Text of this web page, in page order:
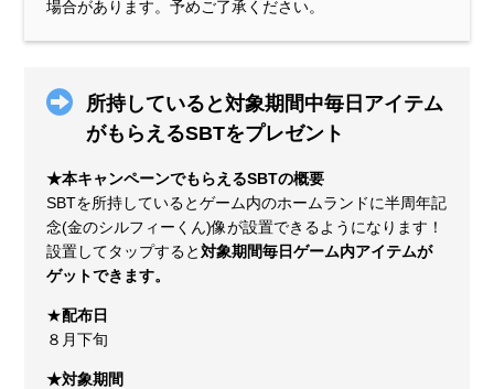
場合があります。予めご了承ください。
所持していると対象期間中毎日アイテム
がもらえるSBTをプレゼント
★本キャンペーンでもらえるSBTの概要
SBTを所持しているとゲーム内のホームランドに半周年記
念(金のシルフィーくん)像が設置できるようになります！
設置してタップすると対象期間毎日ゲーム内アイテムが
ゲットできます。
★配布日
８月下旬
★対象期間